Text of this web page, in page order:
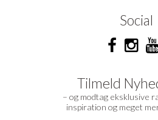
Social
Tilmeld
– og modtag eksklusive
inspiration og meget